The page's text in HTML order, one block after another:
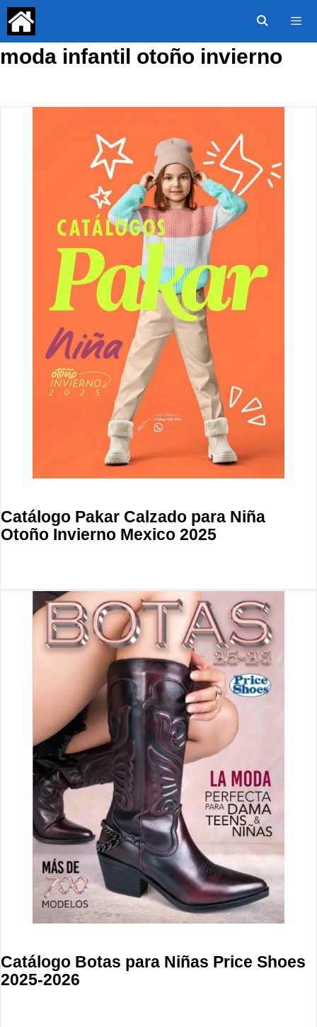
Saltar
contenido
moda infantil otoño invierno
Catálogo Pakar Calzado para Niña
Otoño Invierno Mexico 2025
Catálogo Botas para Niñas Price Shoes
2025-2026